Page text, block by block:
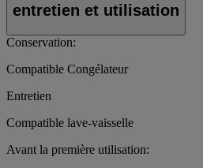
entretien et utilisation
Conservation:
Compatible Congélateur
Entretien
Compatible lave-vaisselle
Avant la première utilisation: